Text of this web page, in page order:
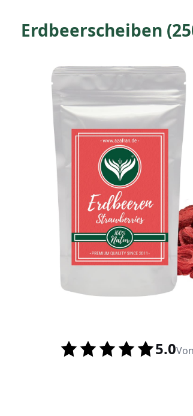
Erdbeerscheiben
5.0